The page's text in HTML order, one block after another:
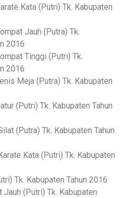
Kata (Putri) Tk. Kabupaten
Jauh (Putra) Tk.
2016
Tinggi (Putri) Tk.
2016
Meja (Putra) Tk. Kabupaten
(Putri) Tk. Kabupaten Tahun
(Putra) Tk. Kabupaten Tahun
Kata (Putri) Tk. Kabupaten
Tk. Kabupaten Tahun 2016
(Putri) Tk. Kabupaten